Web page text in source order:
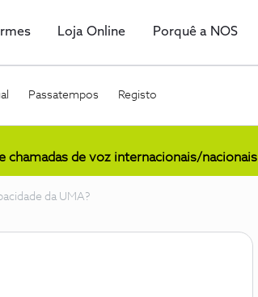
Loja Online Porquê a NOS
Passatempos Registo
chamadas de voz internacionais/nacionais
da UMA?